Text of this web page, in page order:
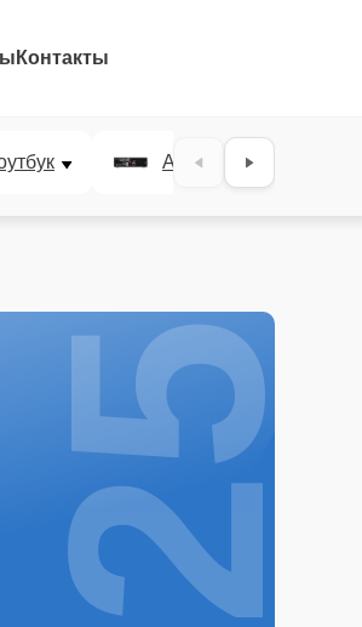
Контакты
AV-ресивер
25%